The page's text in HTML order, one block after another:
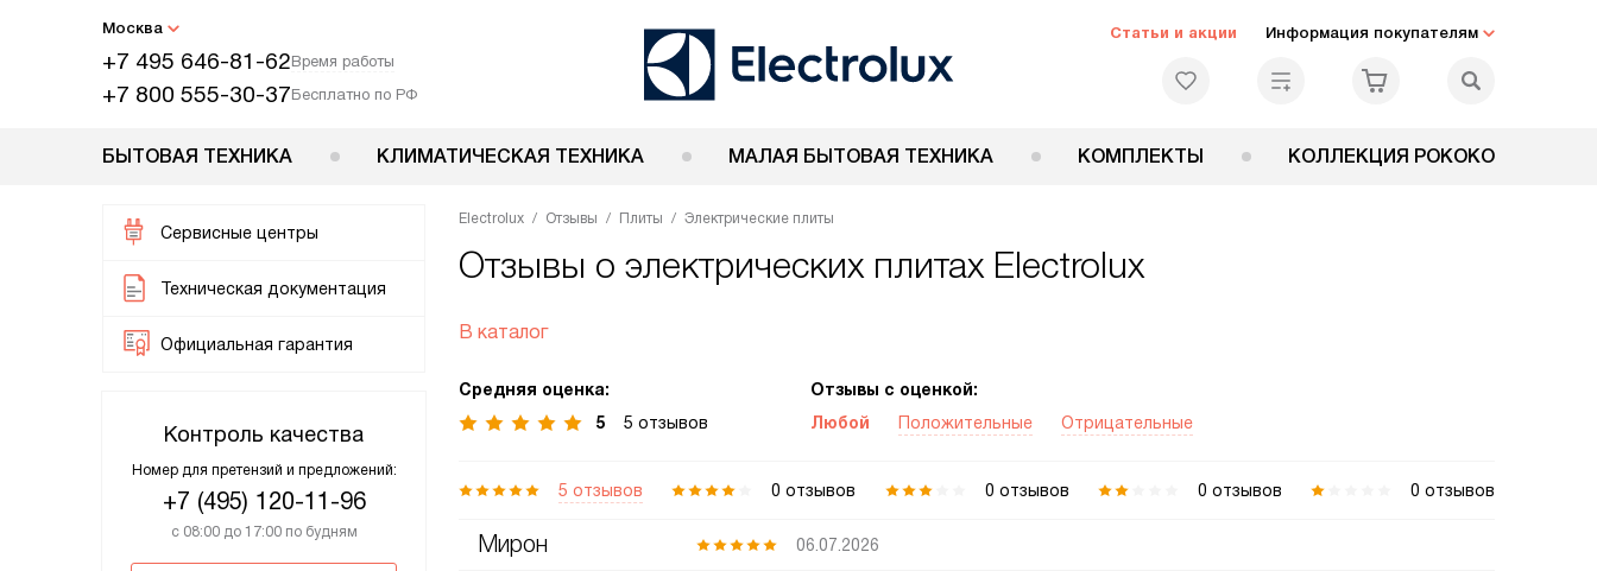
Москва
+7 495 646-81-62Время работы
+7 800 555-30-37Бесплатно по РФ
Статьи и акции Информация покупателям
БЫТОВАЯ ТЕХНИКА КЛИМАТИЧЕСКАЯ ТЕХНИКА МАЛАЯ БЫТОВАЯ ТЕХНИКА КОМПЛЕКТЫ КОЛЛЕКЦИЯ РОКОКО
Сервисные центры
Техническая документация
Официальная гарантия
Контроль качества
Номер для претензий и предложений:
+7 (495) 120-11-96
с 08:00 до 17:00 по будням
Electrolux Отзывы Плиты Электрические плиты
Отзывы о электрических плитах Electrolux
В каталог
Средняя оценка:
5
5 отзывов
Отзывы с оценкой:
Любой
Положительные Отрицательные
5 отзывов 0 отзывов 0 отзывов 0 отзывов 0 отзывов
Мирон 06.07.2026